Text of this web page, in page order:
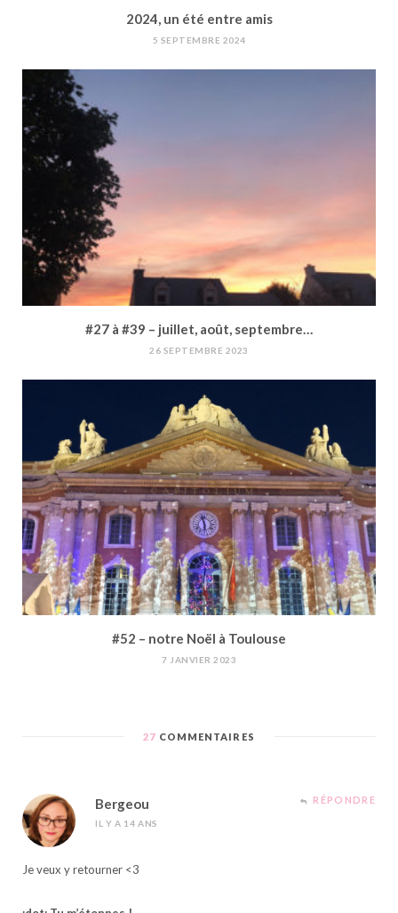
2024, un été entre amis
5 SEPTEMBRE 2024
#27 à #39 – juillet, août, septembre…
26 SEPTEMBRE 2023
#52 – notre Noël à Toulouse
7 JANVIER 2023
27 COMMENTAIRES
Bergeou
IL Y A 14 ANS
RÉPONDRE
Je veux y retourner <3